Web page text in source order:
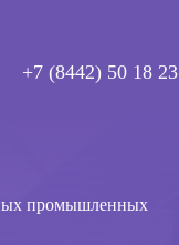
+7 (8442) 50 18 23
промышленных